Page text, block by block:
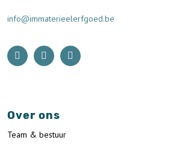
info@immaterieelerfgoed.be
Over ons
Team & bestuur